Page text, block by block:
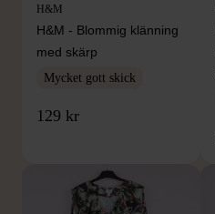
H&M
H&M - Blommig klänning
med skärp
Mycket gott skick
129 kr